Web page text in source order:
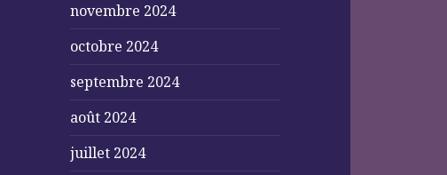
novembre 2024
octobre 2024
septembre 2024
août 2024
juillet 2024